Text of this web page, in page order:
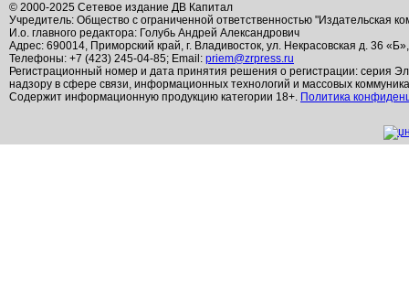
© 2000-2025 Сетевое издание ДВ Капитал
Учредитель: Общество с ограниченной ответственностью "Издательская
И.о. главного редактора: Голубь Андрей Александрович
Адрес: 690014, Приморский край, г. Владивосток, ул. Некрасовская д. 36
Телефоны: +7 (423) 245-04-85; Email: priem@zrpress.ru
Регистрационный номер и дата принятия решения о регистрации: серия
надзору в сфере связи, информационных технологий и массовых
Содержит информационную продукцию категории 18+. Политика